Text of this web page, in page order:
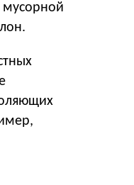
мусорной